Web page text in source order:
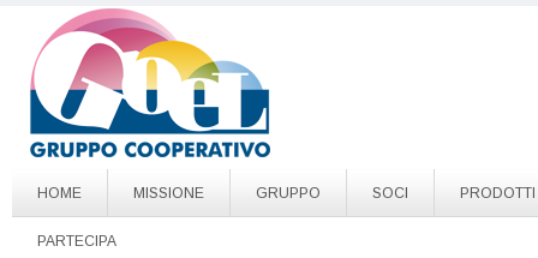
Salta al contenuto principale
Go to page top
HOME MISSIONE GRUPPO SOCI PRODOTTI
PARTECIPA